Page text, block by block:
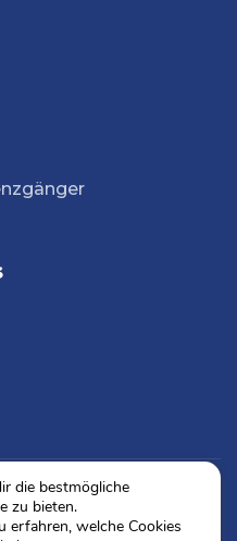
die bestmögliche
zu bieten.
erfahren, welche Cookies